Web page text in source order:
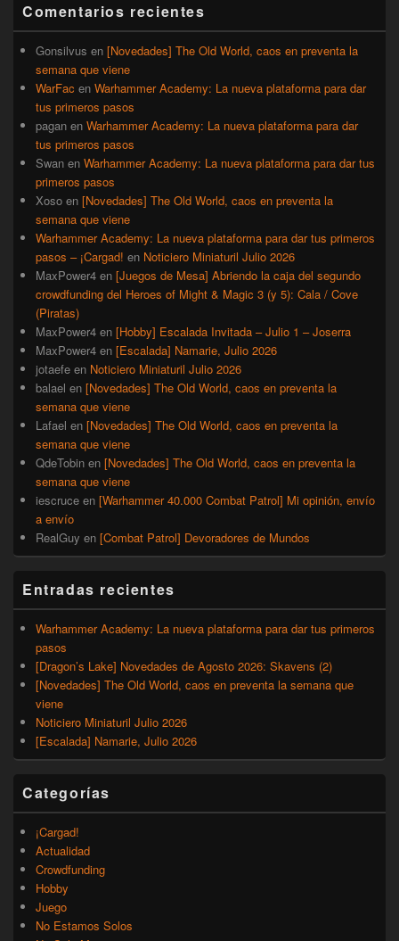
lateral
primaria
Comentarios recientes
Gonsilvus en [Novedades] The Old World, caos en preventa la
semana que viene
WarFac en Warhammer Academy: La nueva plataforma para dar
tus primeros pasos
pagan en Warhammer Academy: La nueva plataforma para dar
tus primeros pasos
Swan en Warhammer Academy: La nueva plataforma para dar tus
primeros pasos
Xoso en [Novedades] The Old World, caos en preventa la
semana que viene
Warhammer Academy: La nueva plataforma para dar tus primeros
pasos – ¡Cargad! en Noticiero Miniaturil Julio 2026
MaxPower4 en [Juegos de Mesa] Abriendo la caja del segundo
crowdfunding del Heroes of Might & Magic 3 (y 5): Cala / Cove
(Piratas)
MaxPower4 en [Hobby] Escalada Invitada – Julio 1 – Joserra
MaxPower4 en [Escalada] Namarie, Julio 2026
jotaefe en Noticiero Miniaturil Julio 2026
balael en [Novedades] The Old World, caos en preventa la
semana que viene
Lafael en [Novedades] The Old World, caos en preventa la
semana que viene
QdeTobin en [Novedades] The Old World, caos en preventa la
semana que viene
iescruce en [Warhammer 40.000 Combat Patrol] Mi opinión, envío
a envío
RealGuy en [Combat Patrol] Devoradores de Mundos
Entradas recientes
Warhammer Academy: La nueva plataforma para dar tus primeros
pasos
[Dragon’s Lake] Novedades de Agosto 2026: Skavens (2)
[Novedades] The Old World, caos en preventa la semana que
viene
Noticiero Miniaturil Julio 2026
[Escalada] Namarie, Julio 2026
Categorías
¡Cargad!
Actualidad
Crowdfunding
Hobby
Juego
No Estamos Solos